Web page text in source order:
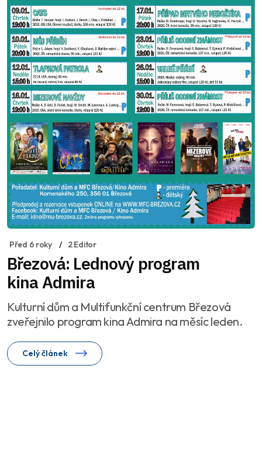
Před 6 roky 2 Editor
Březová: Lednový program
kina Admira
Kulturní dům a Multifunkční centrum Březová
zveřejnilo program kina Admira na měsíc leden.
Celý článek